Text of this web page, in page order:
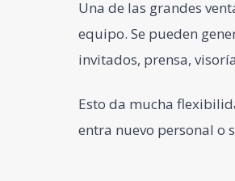
Una de las grandes
equipo. Se pueden
invitados, prensa,
Esto da mucha
entra nuevo personal o